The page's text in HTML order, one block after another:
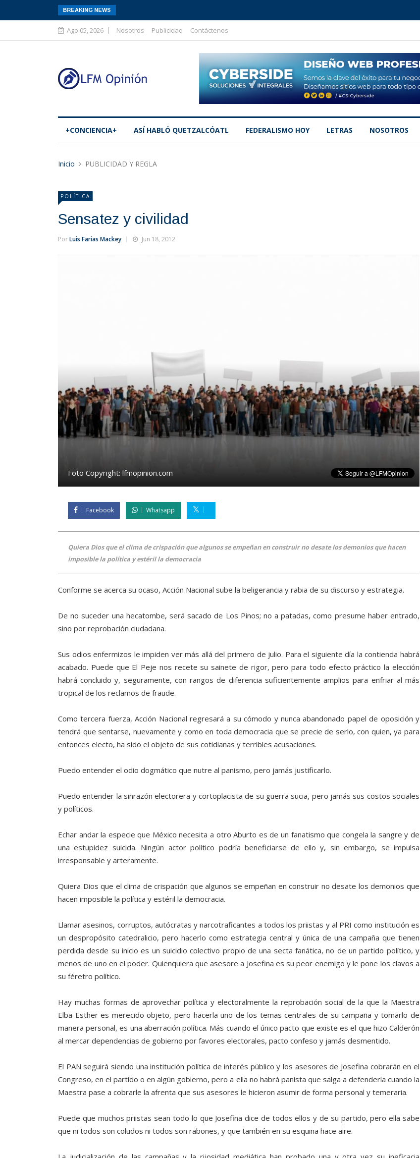
BREAKING NEWS
Ago 05, 2026 Nosotros Publicidad Contáctenos
+CONCIENCIA+ ASÍ­ HABLÓ QUETZALCÓATL FEDERALISMO HOY LETRAS NOSOTROS
Inicio PUBLICIDAD Y REGLA
POLÍTICA
Sensatez y civilidad
PorLuis Farias Mackey Jun 18, 2012
Foto Copyright: lfmopinion.com
Facebook Whatsapp
Quiera Dios que el clima de crispación que algunos se empeñan en construir no desate los demonios que hacen
imposible la política y estéril la democracia
Conforme se acerca su ocaso, Acción Nacional sube la beligerancia y rabia de su discurso y estrategia.
De no suceder una hecatombe, será sacado de Los Pinos; no a patadas, como presume haber entrado,
sino por reprobación ciudadana.
Sus odios enfermizos le impiden ver más allá del primero de julio. Para el siguiente día la contienda habrá
acabado. Puede que El Peje nos recete su sainete de rigor, pero para todo efecto práctico la elección
habrá concluido y, seguramente, con rangos de diferencia suficientemente amplios para enfriar al más
tropical de los reclamos de fraude.
Como tercera fuerza, Acción Nacional regresará a su cómodo y nunca abandonado papel de oposición y
tendrá que sentarse, nuevamente y como en toda democracia que se precie de serlo, con quien, ya para
entonces electo, ha sido el objeto de sus cotidianas y terribles acusaciones.
Puedo entender el odio dogmático que nutre al panismo, pero jamás justificarlo.
Puedo entender la sinrazón electorera y cortoplacista de su guerra sucia, pero jamás sus costos sociales
y políticos.
Echar andar la especie que México necesita a otro Aburto es de un fanatismo que congela la sangre y de
una estupidez suicida. Ningún actor político podría beneficiarse de ello y, sin embargo, se impulsa
irresponsable y arteramente.
Quiera Dios que el clima de crispación que algunos se empeñan en construir no desate los demonios que
hacen imposible la política y estéril la democracia.
Llamar asesinos, corruptos, autócratas y narcotraficantes a todos los priistas y al PRI como institución es
un despropósito catedralicio, pero hacerlo como estrategia central y única de una campaña que tienen
perdida desde su inicio es un suicidio colectivo propio de una secta fanática, no de un partido político, y
menos de uno en el poder. Quienquiera que asesore a Josefina es su peor enemigo y le pone los clavos a
su féretro político.
Hay muchas formas de aprovechar política y electoralmente la reprobación social de la que la Maestra
Elba Esther es merecido objeto, pero hacerla uno de los temas centrales de su campaña y tomarlo de
manera personal, es una aberración política. Más cuando el único pacto que existe es el que hizo Calderón
al mercar dependencias de gobierno por favores electorales, pacto confeso y jamás desmentido.
El PAN seguirá siendo una institución política de interés público y los asesores de Josefina cobrarán en el
Congreso, en el partido o en algún gobierno, pero a ella no habrá panista que salga a defenderla cuando la
Maestra pase a cobrarle la afrenta que sus asesores le hicieron asumir de forma personal y temeraria.
Puede que muchos priistas sean todo lo que Josefina dice de todos ellos y de su partido, pero ella sabe
que ni todos son coludos ni todos son rabones, y que también en su esquina hace aire.